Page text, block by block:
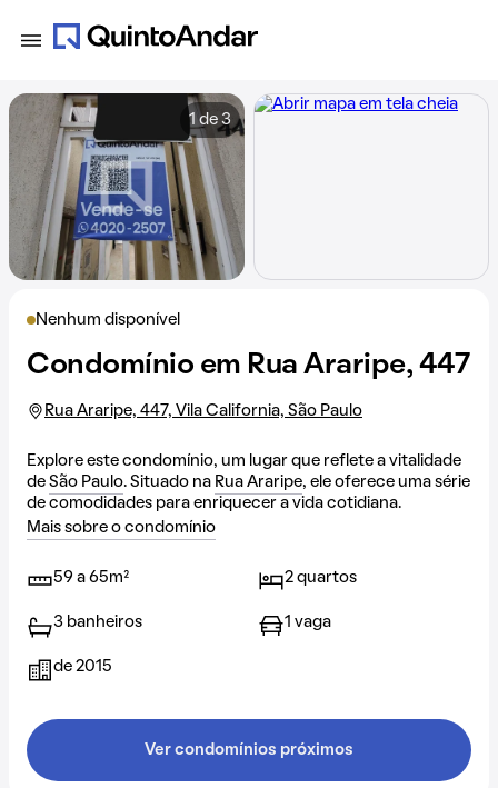
Nenhum disponível
Condomínio em Rua Araripe, 447
Rua Araripe, 447, Vila California, São Paulo
Explore este condomínio, um lugar que reflete a vitalidade
de São Paulo. Situado na Rua Araripe, ele oferece uma série
de comodidades para enriquecer a vida cotidiana.
Mais sobre o condomínio
59 a 65m² 2 quartos
3 banheiros 1 vaga
de 2015
Ver condomínios próximos
1 de 3